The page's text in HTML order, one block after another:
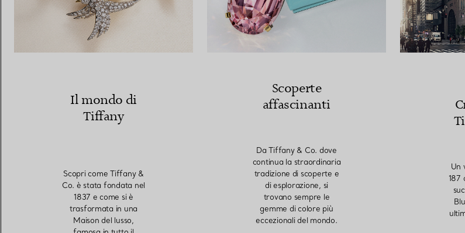
Il mondo di
Tiffany
Scopri come Tiffany &
Co. è stata fondata nel
1837 e come si è
trasformata in una
Maison del lusso,
Scoperte
affascinanti
Da Tiffany & Co. dove
continua la straordinaria
tradizione di scoperte e
di esplorazione, si
trovano sempre le
gemme di colore più
eccezionali del mondo.
Un
187